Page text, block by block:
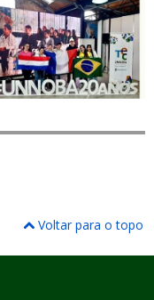
Voltar para o topo